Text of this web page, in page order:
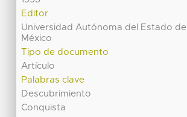
Editor
Universidad Autónoma del Estado de
México
Tipo de documento
Artículo
Palabras clave
Descubrimiento
Conquista